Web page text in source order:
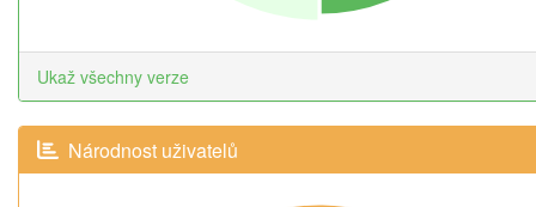
Ukaž všechny verze
Národnost uživatelů